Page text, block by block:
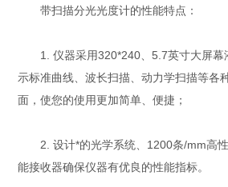
带扫描分光光度计的性能特点：
1. 仪器采用320*240、5.7英寸大屏幕
示标准曲线、波长扫描、动力学扫描等各
面，使您的使用更加简单、便捷；
2. 设计*的光学系统、1200条/mm高性
能接收器确保仪器有优良的性能指标。